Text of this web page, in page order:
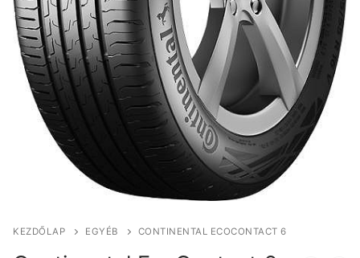
KEZDŐLAP EGYÉB CONTINENTAL ECOCONTACT 6